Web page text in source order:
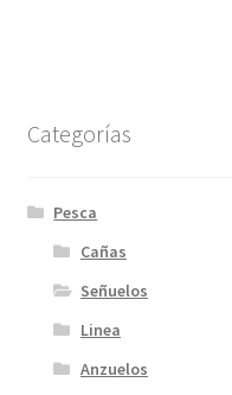
Categorías
Pesca
Cañas
Señuelos
Linea
Anzuelos